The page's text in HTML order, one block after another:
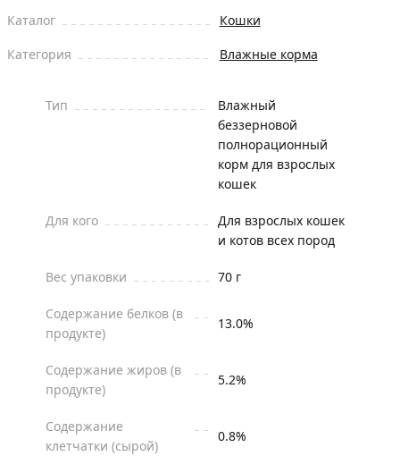
Каталог
Кошки
Категория
Влажные корма
Тип
Влажный
беззерновой
полнорационный
корм для взрослых
кошек
Для кого
Для взрослых кошек
и котов всех пород
Вес упаковки 70 г
Содержание белков (в
продукте)
13.0%
Содержание жиров (в
продукте)
5.2%
Содержание
клетчатки (сырой)
0.8%